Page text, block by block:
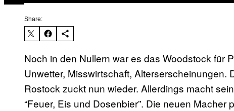
Share:
Noch in den Nullern war es das Woodstock
Unwetter, Misswirtschaft,
Rostock zuckt nun wieder. Allerdings macht
“Feuer, Eis und Dosenbier”. Die neuen